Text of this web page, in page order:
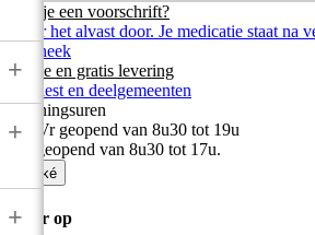
+
+
+
Heb je een voorschrift?
Stuur het alvast door. Je medicatie staat na
apotheek
Snelle en gratis levering
In Diest en deelgemeenten
Openingsuren
Ma-Vr geopend van 8u30 tot 19u
Zat geopend van 8u30 tot 17u.
Oké
Filter op